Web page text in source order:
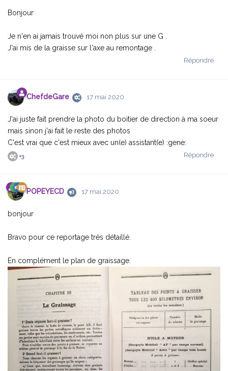
Bonjour
Je n'en ai jamais trouvé moi non plus sur une G .
J'ai mis de la graisse sur l'axe au remontage .
Répondre
ChefdeGare 17 mai 2020
J'ai juste fait prendre la photo du boitier de direction à ma soeur
mais sinon j'ai fait le reste des photos
C'est vrai que c'est mieux avec un(e) assistant(e) :gene:
Répondre
+3
POPEYECD 17 mai 2020
bonjour
Bravo pour ce reportage très détaillé.
En complément le plan de graissage.